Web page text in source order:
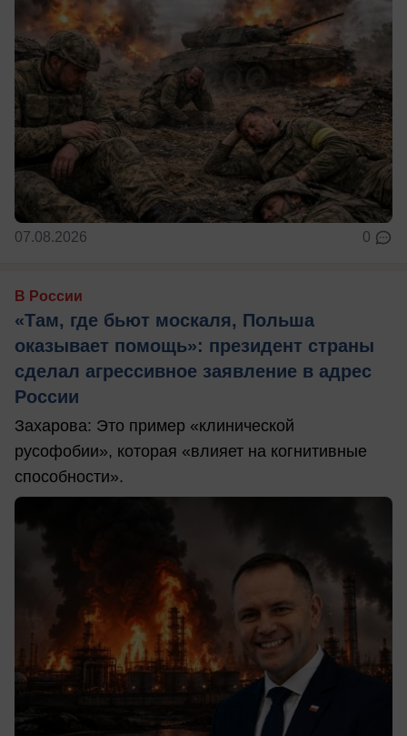
07.08.2026 0
В России
«Там, где бьют москаля, Польша
оказывает помощь»: президент страны
сделал агрессивное заявление в адрес
России
Захарова: Это пример «клинической
русофобии», которая «влияет на когнитивные
способности».